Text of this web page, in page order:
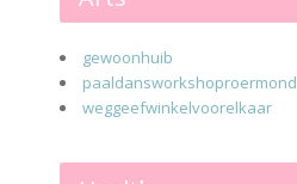
gewoonhuib
paaldansworkshoproermond
weggeefwinkelvoorelkaar